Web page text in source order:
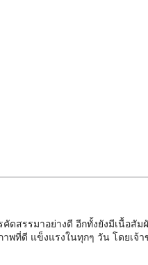
ดสรรมาอย่างดี อีกทั้งยังมีเนื้อสั
ดี แข็งแรงในทุกๆ วัน โดยเจ้า